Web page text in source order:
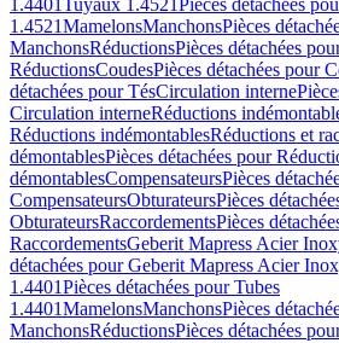
1.4401Tuyaux 1.4521Pièces détachées
1.4521MamelonsManchonsPièces
ManchonsRéductionsPièces détachées
RéductionsCoudesPièces détachées pour
détachées pour TésCirculation interne
Circulation interneRéductions
Réductions indémontablesRéductions et
démontablesPièces détachées pour
démontablesCompensateursPièces
CompensateursObturateursPièces
ObturateursRaccordementsPièces
RaccordementsGeberit Mapress Acier
détachées pour Geberit Mapress Acier
1.4401Pièces détachées pour Tubes
1.4401MamelonsManchonsPièces
ManchonsRéductionsPièces détachées